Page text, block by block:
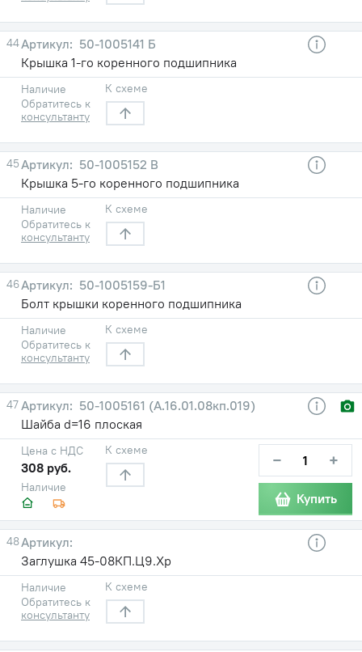
44
50-1005141 Б
Крышка 1-го коренного подшипника
Наличие
Обратитесь к
консультанту
К схеме
45
50-1005152 В
Крышка 5-го коренного подшипника
Наличие
Обратитесь к
консультанту
К схеме
46
50-1005159-Б1
Болт крышки коренного подшипника
Наличие
Обратитесь к
консультанту
К схеме
47
50-1005161 (А.16.01.08кп.019)
Шайба d=16 плоская
Наличие
Цена с НДС
308 руб.
К схеме − +
Купить
48
Заглушка 45-08КП.Ц9.Хр
Наличие
Обратитесь к
консультанту
К схеме